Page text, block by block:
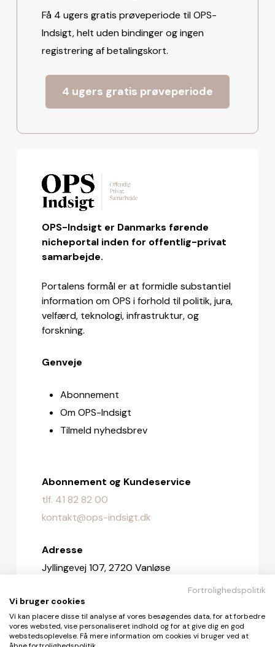
Få 4 ugers gratis prøveperiode til OPS-
Indsigt, helt uden bindinger og ingen
registrering af betalingskort.
4 ugers gratis prøveperiode
OPS-Indsigt er Danmarks førende
nicheportal inden for offentlig-privat
samarbejde.
Portalens formål er at formidle substantiel
information om OPS i forhold til politik, jura,
velfærd, teknologi, infrastruktur, og
forskning.
Genveje
Abonnement
Om OPS-Indsigt
Tilmeld nyhedsbrev
Abonnement og Kundeservice
tlf. 41 82 82 00
kontakt@ops-indsigt.dk
Adresse
Jyllingevej 107, 2720 Vanløse
Redaktionen
redaktionen@ops-indsigt.dk
Fortrolighedspolitik
Vi bruger cookies
Vi kan placere disse til analyse af vores besøgendes data, for at forbedre
vores websted, vise personaliseret indhold og for at give dig en god
webstedsoplevelse. Få mere information om cookies vi bruger ved at